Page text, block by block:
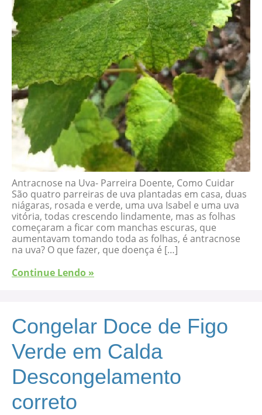
Antracnose na Uva- Parreira Doente, Como Cuidar
São quatro parreiras de uva plantadas em casa, duas
niágaras, rosada e verde, uma uva Isabel e uma uva
vitória, todas crescendo lindamente, mas as folhas
começaram a ficar com manchas escuras, que
aumentavam tomando toda as folhas, é antracnose
na uva? O que fazer, que doença é […]
Continue Lendo »
Congelar Doce de Figo
Verde em Calda
Descongelamento
correto